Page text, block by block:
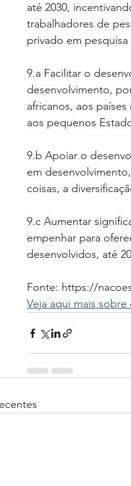
até 2030,
trabalhadores de
privado em
9.a Facilitar o
desenvolvimento,
africanos, aos
aos pequenos
9.b Apoiar o
em
coisas, a
9.c Aumentar
empenhar para
desenvolvidos, até
Fonte: https://
Veja aqui mais sobre